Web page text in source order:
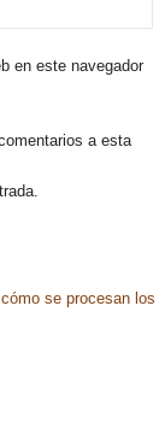
en este navegador
a esta
se procesan los